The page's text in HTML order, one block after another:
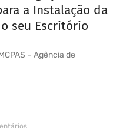
a Instalação da
seu Escritório
– Agência de